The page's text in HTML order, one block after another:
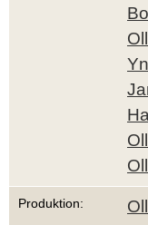
Produktion: